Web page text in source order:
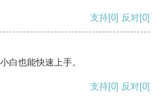
支持[0] 反对[0]
白也能快速上手。
支持[0] 反对[0]